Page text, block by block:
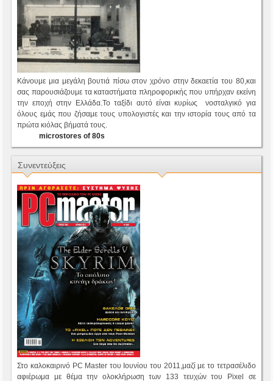
Κάνουμε μια μεγάλη βουτιά πίσω στον χρόνο στην δεκαετία του 80,και
σας παρουσιάζουμε τα καταστήματα πληροφορικής που υπήρχαν εκείνη
την εποχή στην Ελλάδα.Το ταξίδι αυτό είναι κυρίως νοσταλγικό για
όλους εμάς που ζήσαμε τους υπολογιστές και την ιστορία τους από τα
πρώτα κιόλας βήματά τους.
microstores of 80s
Συνεντεύξεις
Στο καλοκαιρινό PC Master του Ιουνίου του 2011,μαζί με το τετρασέλιδο
αφιέρωμα με θέμα την ολοκλήρωση των 133 τευχών του Pixel σε